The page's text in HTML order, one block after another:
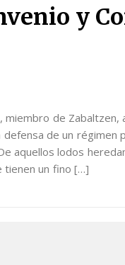
y
de Zabaltzen,
de un régimen
aquellos lodos
tienen un fino […]